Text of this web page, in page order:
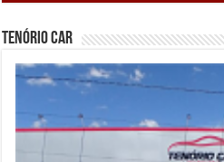
Tenório Car